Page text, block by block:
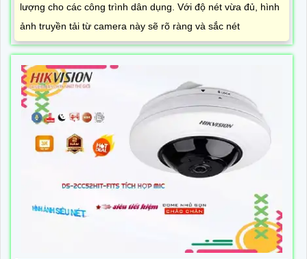
lượng cho các công trình dân dụng. Với độ nét vừa đủ, hình
ảnh truyền tải từ camera này sẽ rõ ràng và sắc nét